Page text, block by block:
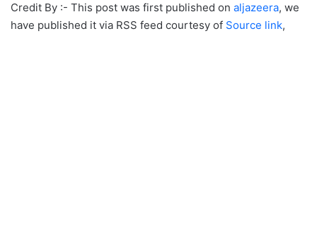
Credit By :- This post was first published on aljazeera, we
have published it via RSS feed courtesy of Source link,